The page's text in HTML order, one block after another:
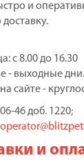
и
с 8.00 до 16.30
- выходные дни.
сайте -
46 доб. 1220;
и